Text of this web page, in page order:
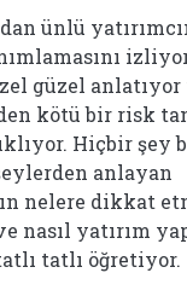
ünlü
güzel anlatıyor
kötü bir risk
Hiçbir şey
anlayan
nelere dikkat
nasıl yatırım
tatlı öğretiyor.